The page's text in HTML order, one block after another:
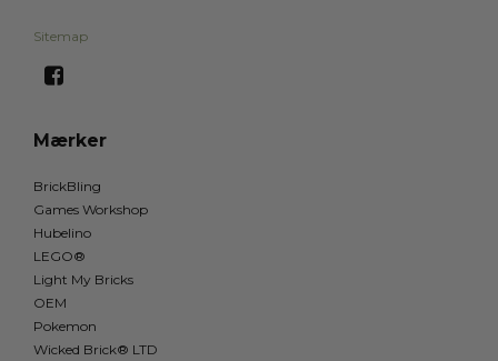
Sitemap
Mærker
BrickBling
Games Workshop
Hubelino
LEGO®
Light My Bricks
OEM
Pokemon
Wicked Brick® LTD